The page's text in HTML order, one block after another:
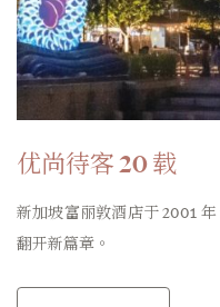
优尚待客 20 载
新加坡富丽敦酒店于 2001
翻开新篇章。